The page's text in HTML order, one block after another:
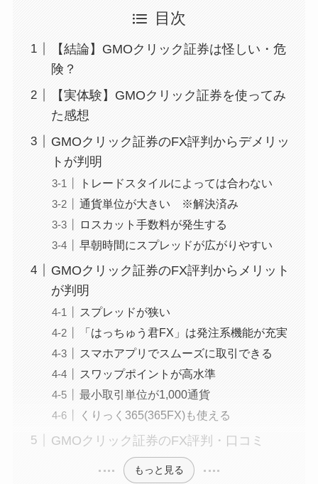
目次
【結論】GMOクリック証券は怪しい・危
険？
【実体験】GMOクリック証券を使ってみ
た感想
GMOクリック証券のFX評判からデメリッ
トが判明
トレードスタイルによっては合わない
通貨単位が大きい ※解決済み
ロスカット手数料が発生する
早朝時間にスプレッドが広がりやすい
GMOクリック証券のFX評判からメリット
が判明
スプレッドが狭い
「はっちゅう君FX」は発注系機能が充実
スマホアプリでスムーズに取引できる
スワップポイントが高水準
最小取引単位が1,000通貨
くりっく365(365FX)も使える
GMOクリック証券のFX評判・口コミ
もっと見る